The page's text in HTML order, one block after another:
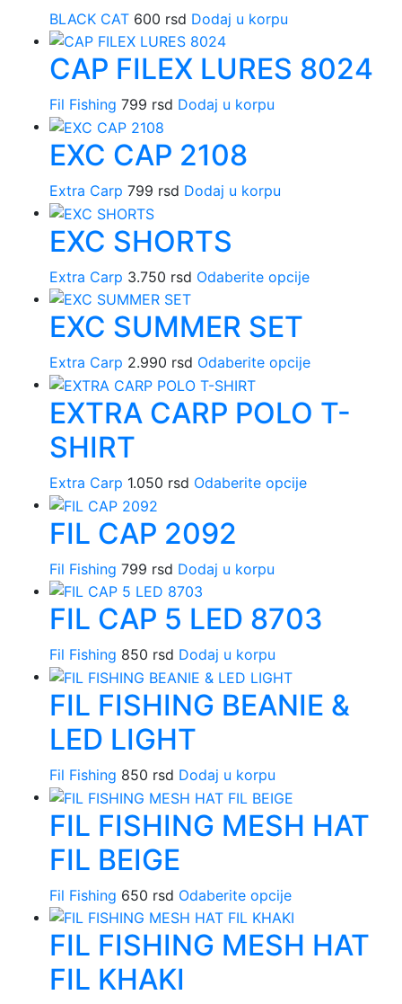
stranici
BLACK CAT 600 rsd Dodaj u korpu
CAP FILEX LURES 8024
Fil Fishing 799 rsd Dodaj u korpu
EXC CAP 2108
Extra Carp 799 rsd Dodaj u korpu
EXC SHORTS
Extra Carp 3.750 rsd Odaberite opcijeOvaj
varijanti.
mogu
biti
EXC SUMMER SET
Extra Carp 2.990 rsd Odaberite opcijeOvaj
ima
više
EXTRA CARP POLO T-
SHIRT
Extra Carp 1.050 rsd Odaberite opcijeOvaj
mogu
biti
stranici
proizvoda.
FIL CAP 2092
Fil Fishing 799 rsd Dodaj u korpu
FIL CAP 5 LED 8703
Fil Fishing 850 rsd Dodaj u korpu
FIL FISHING BEANIE &
LED LIGHT
Fil Fishing 850 rsd Dodaj u korpu
FIL FISHING MESH HAT
FIL BEIGE
Fil Fishing 650 rsd Odaberite opcijeOvaj
proizvod
ima
više
FIL FISHING MESH HAT
FIL KHAKI